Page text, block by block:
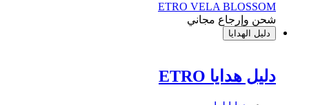
ETRO VELA BLOSSOM
شحن وإرجاع مجاني
دليل الهدايا
دليل هدايا ETRO